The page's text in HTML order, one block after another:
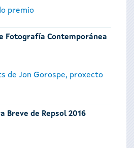
premio
Fotografía Contemporánea
de Jon Gorospe, proxecto
Breve de Repsol 2016